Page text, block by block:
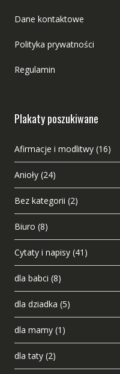
Dane kontaktowe
Polityka prywatności
Regulamin
Plakaty poszukiwane
Afirmacje i modlitwy (16)
Anioły (24)
Bez kategorii (2)
Biuro (8)
Cytaty i napisy (41)
dla babci (8)
dla dziadka (5)
dla mamy (1)
dla taty (2)